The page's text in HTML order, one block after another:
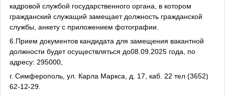
кадровой службой государственного органа, в котором
гражданский служащий замещает должность гражданской
службы, анкету с приложением фотографии.
6.Прием документов кандидата для замещения вакантной
должности будет осуществляться до08.09.2025 года, по
адресу: 295000,
г. Симферополь, ул. Карла Маркса, д. 17, каб. 22 тел (3652)
62-12-29.